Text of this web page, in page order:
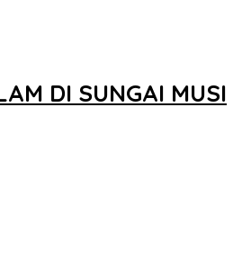
DI SUNGAI MUSI